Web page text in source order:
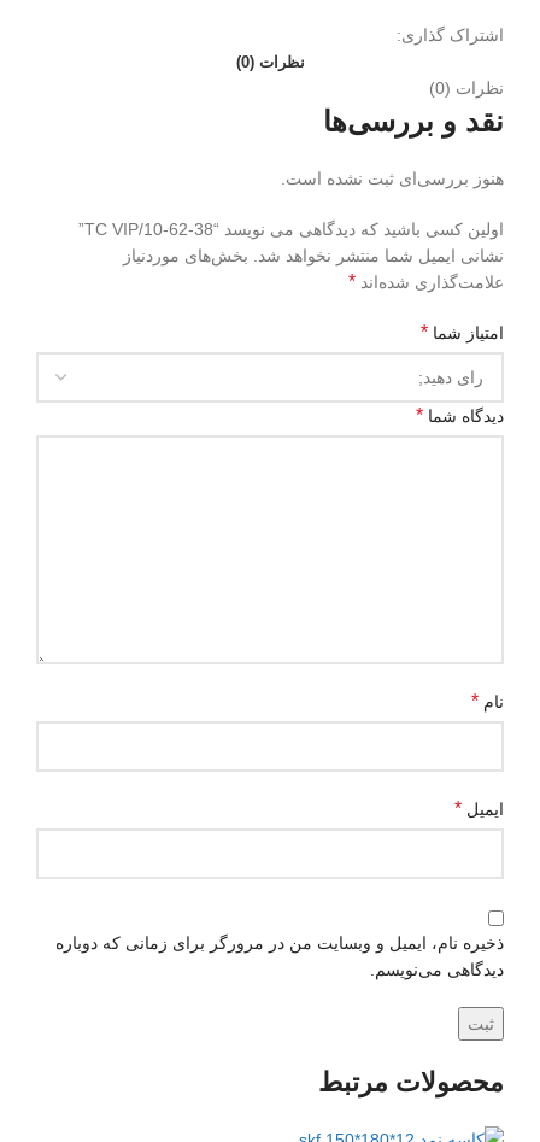
اشتراک گذاری:
نظرات (0)
نظرات (0)
نقد و بررسی‌ها
هنوز بررسی‌ای ثبت نشده است.
اولین کسی باشید که دیدگاهی می نویسد “38-62-10/TC VIP”
نشانی ایمیل شما منتشر نخواهد شد.
بخش‌های موردنیاز
علامت‌گذاری شده‌اند *
امتیاز شما *
دیدگاه شما *
نام *
ایمیل *
ذخیره نام، ایمیل و وبسایت من در مرورگر برای زمانی که دوباره
دیدگاهی می‌نویسم.
محصولات مرتبط